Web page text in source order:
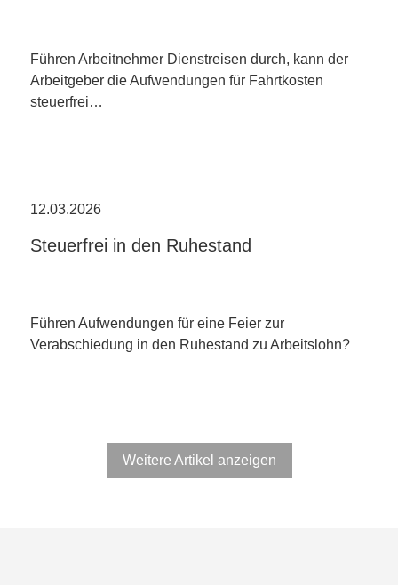
Führen Arbeitnehmer Dienstreisen durch, kann der
Arbeitgeber die Aufwendungen für Fahrtkosten
steuerfrei…
12.03.2026
Steuerfrei in den Ruhestand
Führen Aufwendungen für eine Feier zur
Verabschiedung in den Ruhestand zu Arbeitslohn?
Weitere Artikel anzeigen